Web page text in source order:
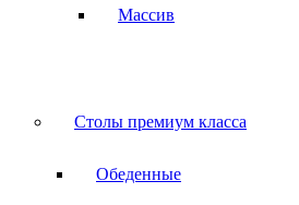
Массив
Столы премиум класса
Обеденные